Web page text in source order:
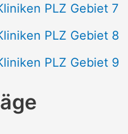
PLZ Gebiet 7
PLZ Gebiet 8
PLZ Gebiet 9